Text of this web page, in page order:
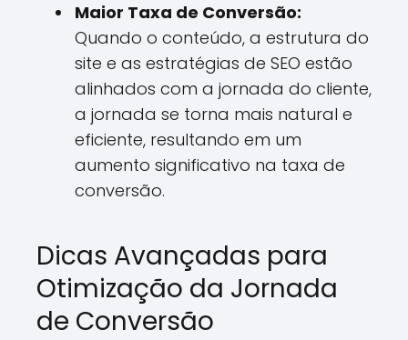
Maior Taxa de Conversão:
Quando o conteúdo, a estrutura do
site e as estratégias de SEO estão
alinhados com a jornada do cliente,
a jornada se torna mais natural e
eficiente, resultando em um
aumento significativo na taxa de
conversão.
Dicas Avançadas para
Otimização da Jornada
de Conversão